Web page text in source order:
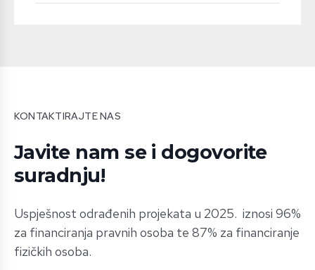
KONTAKTIRAJTE NAS
Javite nam se i dogovorite
suradnju!
Uspješnost odrađenih projekata u 2025. iznosi 96%
za financiranja pravnih osoba te 87% za financiranje
fizičkih osoba.